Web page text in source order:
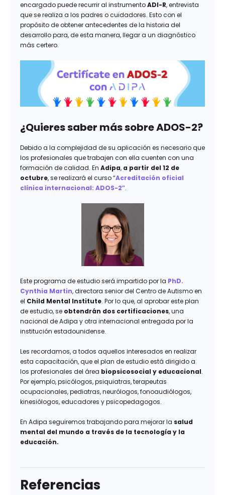
encargado puede recurrir al instrumentoADI-R, entrevista
que se realiza a los padres o cuidadores. Esto con el
propósito de obtener antecedentes de la historia del
desarrollo para, de esta manera, llegar a un diagnóstico
más certero.
¿Quieres saber más sobre ADOS-2?
Debido a la complejidad de su aplicación es necesario que
los profesionales que trabajen con ella cuenten con una
formación de calidad. En Adipa, a partir del 12 de
octubre, se realizará el curso “Acreditación oficial
clínica internacional: ADOS-2″.
Este programa de estudio será impartido por la PhD.
Cynthia Martin, directora senior del Centro de Autismo en
el Child Mental Institute. Por lo que, al aprobar este plan
de estudio, se obtendrán dos certificaciones, una
nacional de Adipa y otra internacional entregada por la
institución estadounidense.
Les recordamos, a todos aquellos interesados en realizar
esta capacitación, que el plan de estudio está dirigido a
los profesionales del área biopsicosocial y educacional.
Por ejemplo, psicólogos, psiquiatras, terapeutas
ocupacionales, pediatras, neurólogos, fonoaudiólogos,
kinesiólogos, educadores y psicopedagogos.
En Adipa seguiremos trabajando para mejorar la salud
mental del mundo a través de la tecnología y la
educación.
Referencias